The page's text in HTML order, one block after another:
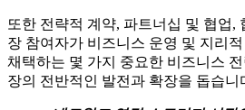
또한 전략적 계약, 파트너십 및 협업,
장 참여자가 비즈니스 운영 및 지리
채택하는 몇 가지 중요한 비즈니스
장의 전반적인 발전과 확장을 돕습니